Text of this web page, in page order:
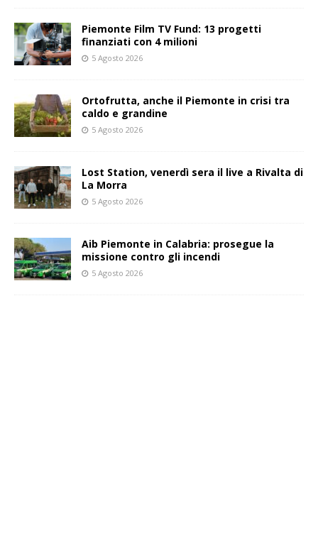
Piemonte Film TV Fund: 13 progetti
finanziati con 4 milioni
5 Agosto 2026
Ortofrutta, anche il Piemonte in crisi tra
caldo e grandine
5 Agosto 2026
Lost Station, venerdì sera il live a Rivalta di
La Morra
5 Agosto 2026
Aib Piemonte in Calabria: prosegue la
missione contro gli incendi
5 Agosto 2026